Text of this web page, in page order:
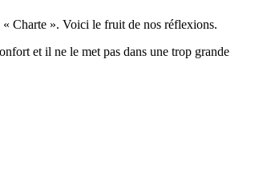
« Charte ». Voici le fruit de nos réflexions.
et il ne le met pas dans une trop grande